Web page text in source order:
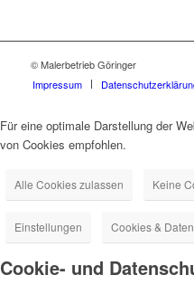
© Malerbetrieb Göringer
Impressum
Für eine optimale Darstellung der
von Cookies empfohlen.
Alle Cookies zulassen Keine
Einstellungen Cookies &
Cookie- und